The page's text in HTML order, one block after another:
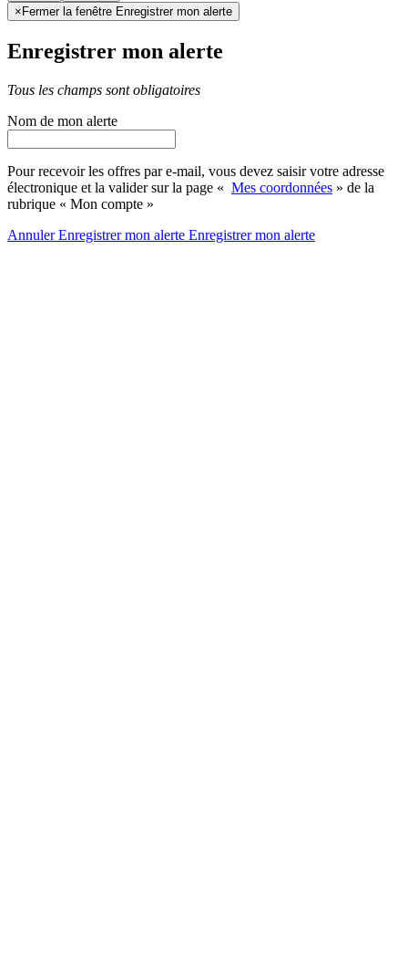
× Fermer la fenêtre Enregistrer mon alerte
Enregistrer mon alerte
Tous les champs sont obligatoires
Nom de mon alerte
Pour recevoir les offres par e-mail, vous devez saisir votre adresse
électronique et la valider sur la page « Mes coordonnées » de la
rubrique « Mon compte »
AnnulerEnregistrer mon alerte Enregistrermon alerte